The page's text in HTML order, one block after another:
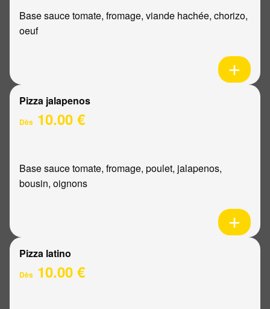
Base sauce tomate, fromage, viande hachée, chorizo,
oeuf
Pizza jalapenos
Dès 10.00 €
Base sauce tomate, fromage, poulet, jalapenos,
bousin, oignons
Pizza latino
Dès 10.00 €